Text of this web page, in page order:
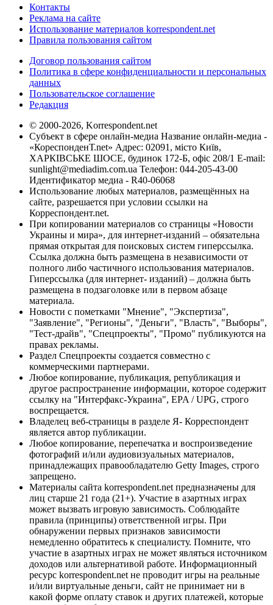
Контакты
Реклама на сайте
Использование материалов korrespondent.net
Правила пользования сайтом
Договор пользования сайтом
Политика в сфере конфиденциальности и персональных
данных
Пользовательское соглашение
Редакция
© 2000-2026, Korrespondent.net
Субъект в сфере онлайн-медиа Название онлайн-медиа -
«КореспонденТ.net» Адрес: 02091, місто Київ,
ХАРКІВСЬКЕ ШОСЕ, будинок 172-Б, офіс 208/1 E-mail:
sunlight@mediadim.com.ua Телефон: 044-205-43-00
Идентификатор медиа - R40-06068
Использование любых материалов, размещённых на
сайте, разрешается при условии ссылки на
Корреспондент.net.
При копировании материалов со страницы «Новости
Украины и мира», для интернет-изданий – обязательна
прямая открытая для поисковых систем гиперссылка.
Ссылка должна быть размещена в независимости от
полного либо частичного использования материалов.
Гиперссылка (для интернет- изданий) – должна быть
размещена в подзаголовке или в первом абзаце
материала.
Новости с пометками "Мнение", "Экспертиза",
"Заявление", "Регионы", "Деньги", "Власть", "Выборы",
"Тест-драйв", "Спецпроекты", "Промо" публикуются на
правах рекламы.
Раздел Спецпроекты создается совместно с
коммерческими партнерами.
Любое копирование, публикация, републикация и
другое распространение информации, которое содержит
ссылку на "Интерфакс-Украина", EPA / UPG, строго
воспрещается.
Владелец веб-страницы в разделе Я- Корреспондент
является автор публикации.
Любое копирование, перепечатка и воспроизведение
фотографий и/или аудиовизуальных материалов,
принадлежащих правообладателю Getty Images, строго
запрещено.
Материалы сайта korrespondent.net предназначены для
лиц старше 21 года (21+). Участие в азартных играх
может вызвать игровую зависимость. Соблюдайте
правила (принципы) ответственной игры. При
обнаружении первых признаков зависимости
немедленно обратитесь к специалисту. Помните, что
участие в азартных играх не может являться источником
доходов или альтернативой работе. Информационный
ресурс korrespondent.net не проводит игры на реальные
и/или виртуальные деньги, сайт не принимает ни в
какой форме оплату ставок и других платежей, которые